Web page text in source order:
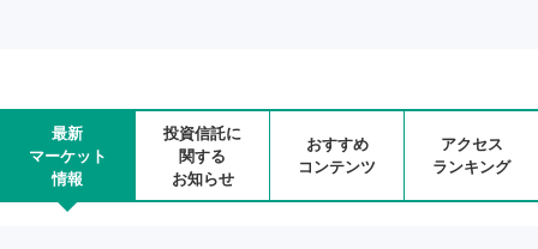
最新
マーケット
情報
投資信託に
関する
お知らせ
おすすめ
コンテンツ
アクセス
ランキング